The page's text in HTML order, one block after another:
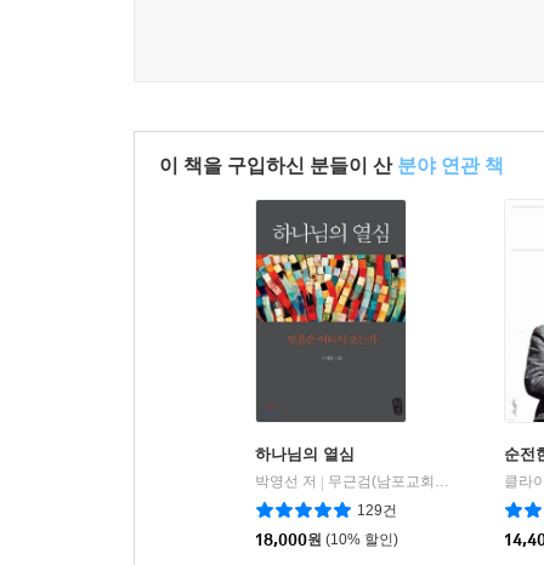
려 합니다. 감히 죄인이 되어서는 안 되는 것입니
니다. 그래서 너나없이 자기 죄를 끌어안고 홀로
의 은혜가 있습니다. 복음은 우리로 하여금 진리
제 당신을 사랑하시는 하나님 앞에 죄인이라는
생이나 공로를 바라지 않으십니다. 오직 당신만을
이 책을 구입하신 분들이 산 분야 연관 책
하나님의 열심
박영선 저
무근검(남포교회출판부)
129건
18,000원 (10% 할인)
순전